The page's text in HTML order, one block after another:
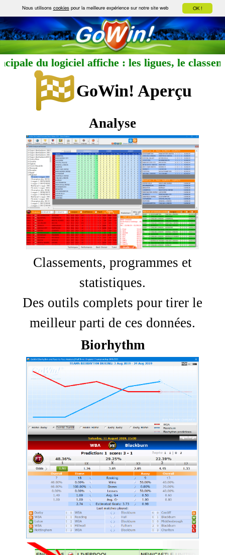
OK !
Nous utilisons cookiespour la meilleure expérience sur notre site web
du logiciel affiche : les ligues, le
GoWin! Aperçu
Analyse
Classements, programmes et
statistiques.
Des outils complets pour tirer le
meilleur parti de ces données.
Biorhythm